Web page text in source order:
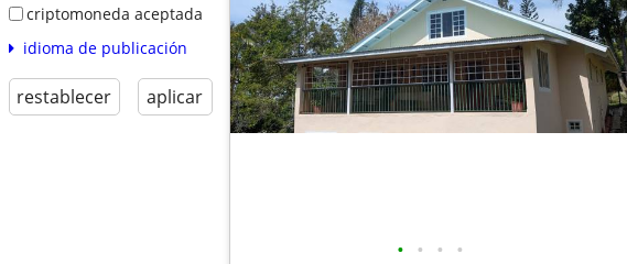
criptomoneda aceptada
idioma de publicación
restablecer aplicar
• • • •